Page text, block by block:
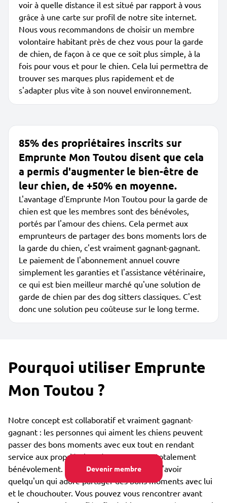
Devenir membre
voir à quelle distance il est situé par rapport à vous
grâce à une carte sur profil de notre site internet.
Nous vous recommandons de choisir un membre
volontaire habitant près de chez vous pour la garde
de chien, de façon à ce que ce soit plus simple, à la
fois pour vous et pour le chien. Cela lui permettra de
trouver ses marques plus rapidement et de
s'adapter plus vite à son nouvel environnement.
85% des propriétaires inscrits sur
Emprunte Mon Toutou disent que cela
a permis d'augmenter le bien-être de
leur chien, de +50% en moyenne.
L'avantage d'Emprunte Mon Toutou pour la garde de
chien est que les membres sont des bénévoles,
portés par l'amour des chiens. Cela permet aux
emprunteurs de partager des bons moments lors de
la garde du chien, c'est vraiment gagnant-gagnant.
Le paiement de l'abonnement annuel couvre
simplement les garanties et l'assistance vétérinaire,
ce qui est bien meilleur marché qu'une solution de
garde de chien par des dog sitters classiques. C'est
donc une solution peu coûteuse sur le long terme.
Pourquoi utiliser Emprunte
Mon Toutou ?
Notre concept est collaboratif et vraiment gagnant-
gagnant : les personnes qui aiment les chiens peuvent
passer des bons moments avec eux tout en rendant
service aux propriétaires de ces toutous, totalement
bénévolement. Le toutou est lui heureux d'avoir
quelqu'un qui adore partager des bons moments avec lui
et le chouchouter. Vous pouvez vous rencontrer avant